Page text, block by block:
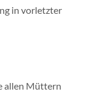
in vorletzter
allen Müttern